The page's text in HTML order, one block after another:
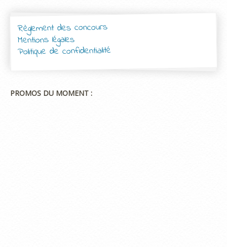
Règlement des concours
Mentions légales
Politique de confidentialité
PROMOS DU MOMENT :